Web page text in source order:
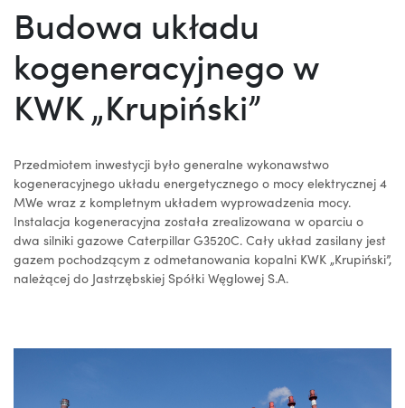
Budowa układu
kogeneracyjnego w
KWK „Krupiński”
Przedmiotem inwestycji było generalne wykonawstwo
kogeneracyjnego układu energetycznego o mocy elektrycznej 4
MWe wraz z kompletnym układem wyprowadzenia mocy.
Instalacja kogeneracyjna została zrealizowana w oparciu o
dwa silniki gazowe Caterpillar G3520C. Cały układ zasilany jest
gazem pochodzącym z odmetanowania kopalni KWK „Krupiński”,
należącej do Jastrzębskiej Spółki Węglowej S.A.